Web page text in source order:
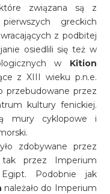
związana są z
greckich
z podbitej
osiedlili się też w
w Kition
z XIII wieku p.n.e.
przebudowane przez
kultury fenickiej.
mury cyklopowe i
zdobywane przez
przez Imperium
Podobnie jak
należało do Imperium